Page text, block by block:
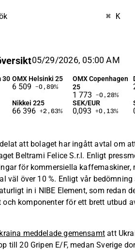
⌘ K
05/29/2026, 05:00 AM
30 OMX Helsinki 25
6 509 −0,89%
OMX Copenhagen
25
1 773 −0,28%
Nikkei 225
66 396 +2,63%
SEK/EUR
0,093 +0,13%
att bolaget har ingått avtal om
Beltrami Felice S.r.l. Enligt
för kommersiella kaffemaskiner,
väl över 10 %. Enligt vår
in i NIBE Element, som redan
och komponenter för ett brett utbud
meddelade gemensamt att
till 20 Gripen E/F, medan Sverige